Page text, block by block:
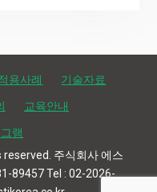
용사례 기술자료
교육안내
램
주식회사 에스
89457 Tel : 02-2026-